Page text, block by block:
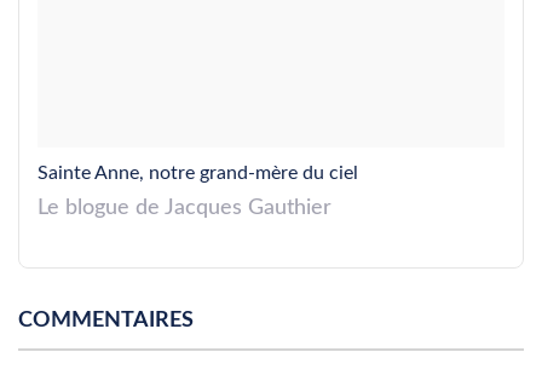
Sainte Anne, notre grand-mère du ciel
Le blogue de Jacques Gauthier
COMMENTAIRES